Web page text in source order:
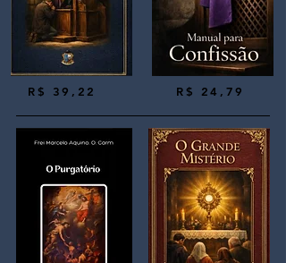
​R$ 39,22 R$ 24,79